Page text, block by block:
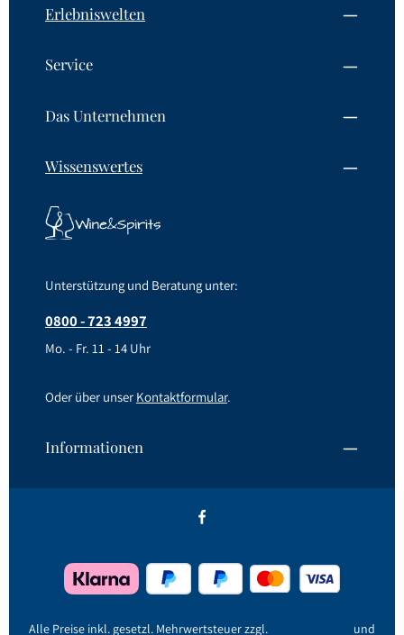
Erlebniswelten
Service
Das Unternehmen
Wissenswertes
Unterstützung und Beratung unter:
0800 - 723 4997
Mo. - Fr. 11 - 14 Uhr
Oder über unser Kontaktformular.
Informationen
Alle Preise inkl. gesetzl. Mehrwertsteuer zzgl. und